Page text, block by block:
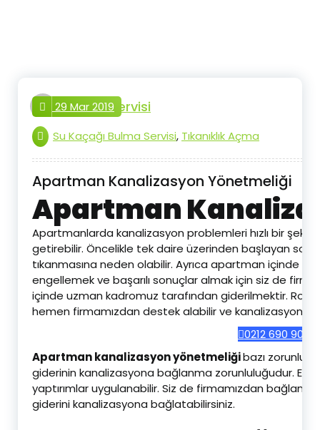
tesisat.servisi
29 Mar 2019
Su Kaçağı Bulma Servisi, Tıkanıklık Açma
Apartman Kanalizasyon Yönetmeliği
Apartman
Apartmanlarda kanalizasyon problemleri hızlı bir
getirebilir. Öncelikle tek daire üzerinden başlayan
tıkanmasına neden olabilir. Ayrıca apartman içinde
engellemek ve başarılı sonuçlar almak için siz de
içinde uzman kadromuz tarafından giderilmektir.
hemen firmamızdan destek alabilir ve kanalizasyon
0212 690 90 69
Apartman kanalizasyon yönetmeliğibazı
giderinin kanalizasyona bağlanma zorunluluğudur.
yaptırımlar uygulanabilir. Siz de firmamızdan
giderini kanalizasyona bağlatabilirsiniz.